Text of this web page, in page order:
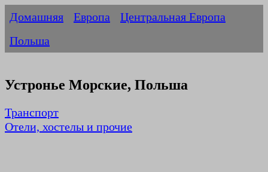
Домашняя Европа
Центральная Европа
Польша
Устронье Морские, Польша
Транспорт
Отели, хостелы и прочие